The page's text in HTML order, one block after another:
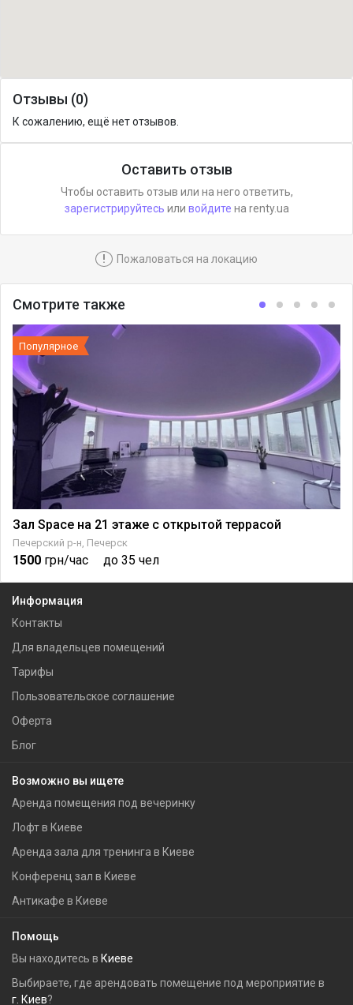
Отзывы (0)
К сожалению, ещё нет отзывов.
Оставить отзыв
Чтобы оставить отзыв или на него ответить,
зарегистрируйтесь или войдите на renty.ua
! Пожаловаться на локацию
Смотрите также
Популярное
Зал Space на 21 этаже с открытой террасой
Печерский р-н, Печерск
1500 грн/час до 35 чел
Информация
Контакты
Для владельцев помещений
Тарифы
Пользовательское соглашение
Оферта
Блог
Возможно вы ищете
Аренда помещения под вечеринку
Лофт в Киеве
Аренда зала для тренинга в Киеве
Конференц зал в Киеве
Антикафе в Киеве
Помощь
Вы находитесь в Киеве
Выбираете, где арендовать помещение под мероприятие в
г. Киев?